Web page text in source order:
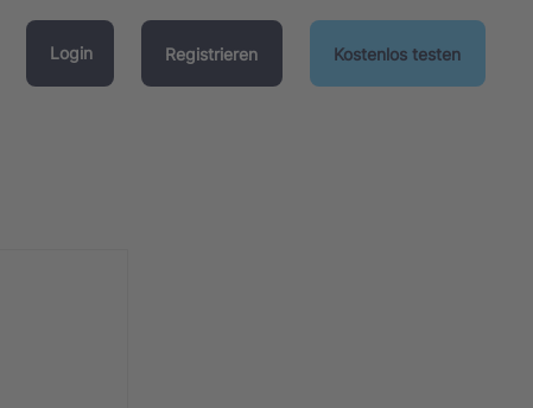
Login Registrieren Kostenlos testen